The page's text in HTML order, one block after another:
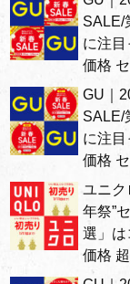
SALE/
に注目
価格
GU｜
SALE/
に注目
価格
ユニク
年祭”
選」は
価格